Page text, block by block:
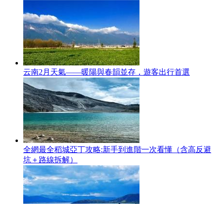
云南2月天氣——暖陽與春韻並存，遊客出行首選
全網最全稻城亞丁攻略:新手到進階一次看懂（含高反避
坑＋路線拆解）